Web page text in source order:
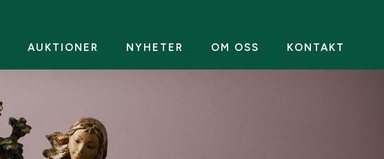
AUKTIONER NYHETER OM OSS KONTAKT